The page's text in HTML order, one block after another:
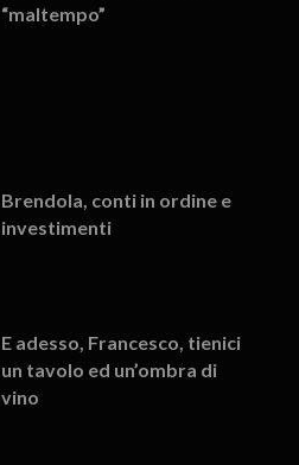
“maltempo”
Brendola, conti in ordine e
investimenti
E adesso, Francesco, tienici
un tavolo ed un’ombra di
vino